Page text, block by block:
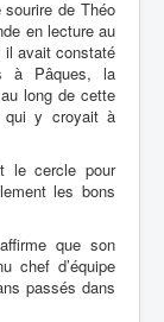
de Théo
en lecture au
il avait constaté
à Pâques, la
long de cette
qui y croyait à
le cercle pour
les bons
que son
chef d’équipe
passés dans